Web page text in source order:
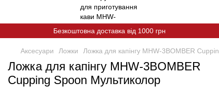
Безкоштовна доставка від 1000 грн
Аксесуари Ложки Ложка для капінгу MHW-3BOMBER
Ложка для капінгу MHW-3BOMBER
Cupping Spoon Мультиколор